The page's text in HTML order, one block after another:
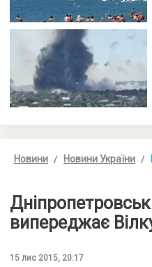
Новини Новини України
випереджає
15 лис 2015, 20:17